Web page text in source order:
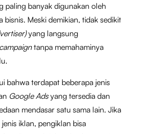
paling banyak digunakan oleh
bisnis. Meski demikian, tidak sedikit
yang langsung
campaigntanpa memahaminya
bahwa terdapat beberapa jenis
Google Adsyang tersedia dan
mendasar satu sama lain. Jika
iklan, pengiklan bisa